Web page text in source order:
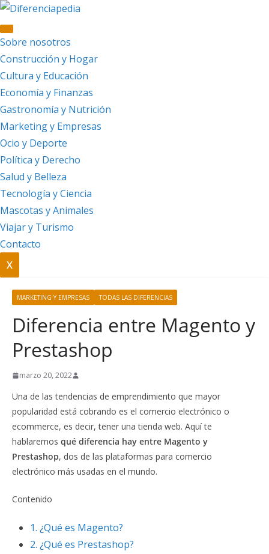
Saltar
al
contenido
Sobre nosotros
Construcción y Hogar
Cultura y Educación
Economía y Finanzas
Gastronomía y Nutrición
Marketing y Empresas
Ocio y Deporte
Política y Derecho
Salud y Belleza
Tecnología y Ciencia
Mascotas y Animales
Viajar y Turismo
Contacto
X
MARKETING Y EMPRESAS TODAS LAS DIFERENCIAS
Diferencia entre Magento y
Prestashop
marzo 20, 2022
Una de las tendencias de emprendimiento que mayor
popularidad está cobrando es el comercio electrónico o
ecommerce, es decir, tener una tienda web. Aquí te
hablaremos qué diferencia hay entre Magento y
Prestashop, dos de las plataformas para comercio
electrónico más usadas en el mundo.
Contenido
1. ¿Qué es Magento?
2. ¿Qué es Prestashop?